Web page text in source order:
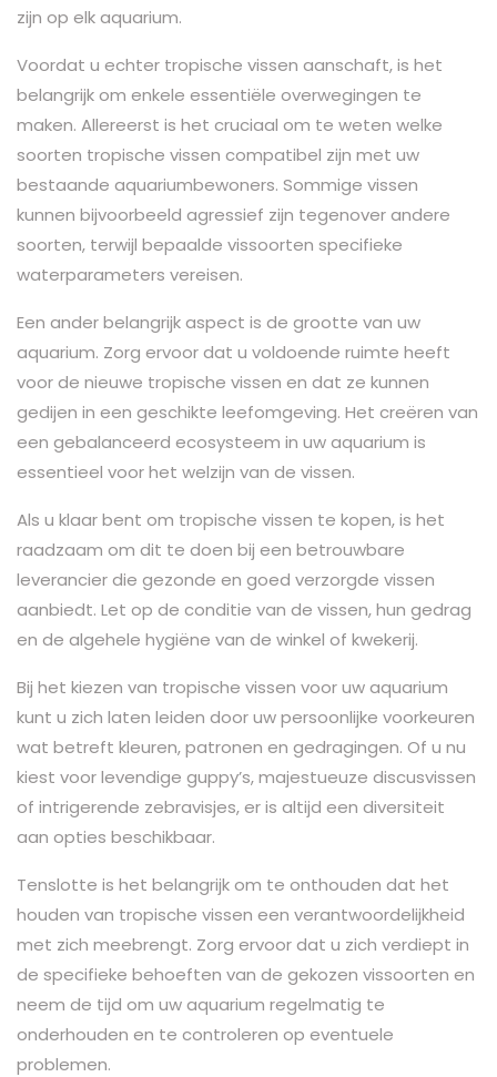
zijn op elk aquarium.
Voordat u echter tropische vissen aanschaft, is het
belangrijk om enkele essentiële overwegingen te
maken. Allereerst is het cruciaal om te weten welke
soorten tropische vissen compatibel zijn met uw
bestaande aquariumbewoners. Sommige vissen
kunnen bijvoorbeeld agressief zijn tegenover andere
soorten, terwijl bepaalde vissoorten specifieke
waterparameters vereisen.
Een ander belangrijk aspect is de grootte van uw
aquarium. Zorg ervoor dat u voldoende ruimte heeft
voor de nieuwe tropische vissen en dat ze kunnen
gedijen in een geschikte leefomgeving. Het creëren van
een gebalanceerd ecosysteem in uw aquarium is
essentieel voor het welzijn van de vissen.
Als u klaar bent om tropische vissen te kopen, is het
raadzaam om dit te doen bij een betrouwbare
leverancier die gezonde en goed verzorgde vissen
aanbiedt. Let op de conditie van de vissen, hun gedrag
en de algehele hygiëne van de winkel of kwekerij.
Bij het kiezen van tropische vissen voor uw aquarium
kunt u zich laten leiden door uw persoonlijke voorkeuren
wat betreft kleuren, patronen en gedragingen. Of u nu
kiest voor levendige guppy’s, majestueuze discusvissen
of intrigerende zebravisjes, er is altijd een diversiteit
aan opties beschikbaar.
Tenslotte is het belangrijk om te onthouden dat het
houden van tropische vissen een verantwoordelijkheid
met zich meebrengt. Zorg ervoor dat u zich verdiept in
de specifieke behoeften van de gekozen vissoorten en
neem de tijd om uw aquarium regelmatig te
onderhouden en te controleren op eventuele
problemen.